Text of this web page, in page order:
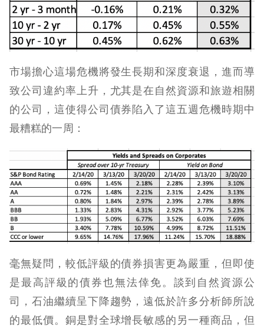
市場擔心這場危機將發生長期和深度衰退，進而導
致公司違約率上升，尤其是在自然資源和旅遊相關
的公司，這使得公司債券陷入了這五週危機時期中
最糟糕的一周：
毫無疑問，較低評級的債券損害更為嚴重，但即使
是最高評級的債券也無法倖免。談到自然資源公
司，石油繼續呈下降趨勢，遠低於許多分析師所說
的最低價。銅是對全球增長敏感的另一種商品，但